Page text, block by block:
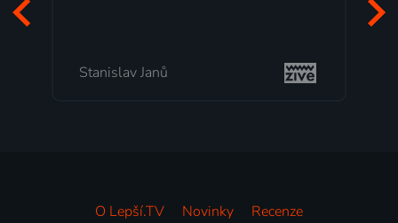
Milada Tomešová
O Lepší.TV Novinky
Recenze